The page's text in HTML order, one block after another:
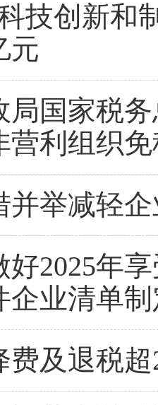
技创新和
元
局国家税
营利组织
并举减轻
好2025年
企业清单
费及退税